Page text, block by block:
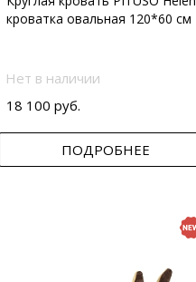
кроватка овальная 120*60 см
Нет в наличии
18 100 руб.
ПОДРОБНЕЕ